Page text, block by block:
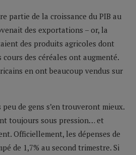
partie de la croissance du PIB au
des exportations – or, la
des produits agricoles dont
des céréales ont augmenté.
en ont beaucoup vendus sur
peu de gens s’en trouveront mieux.
toujours sous pression… et
Officiellement, les dépenses de
de 1,7% au second trimestre. Si